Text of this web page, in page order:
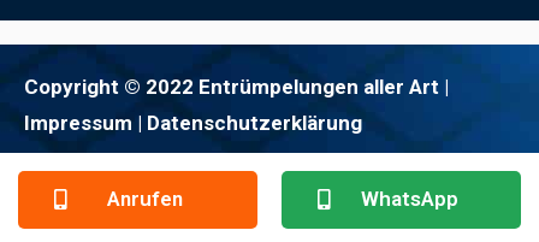
Copyright © 2022 Entrümpelungen aller Art |
Impressum | Datenschutzerklärung
Anrufen WhatsApp